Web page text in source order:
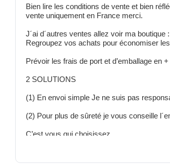
Bien lire les conditions de vente et bien
vente uniquement en France merci.
J´ai d´autres ventes allez voir ma
Regroupez vos achats pour économiser
Prévoir les frais de port et d’emballage en
2 SOLUTIONS
(1) En envoi simple Je ne suis pas
(2) Pour plus de sûreté je vous conseille
C’est vous qui choisissez.